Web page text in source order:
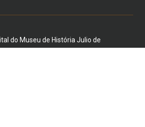
do Museu de História Julio de